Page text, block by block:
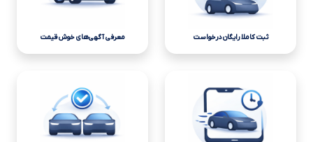
ثبت کاملا رایگان درخواست معرفی آگهی‌های خوش قیمت